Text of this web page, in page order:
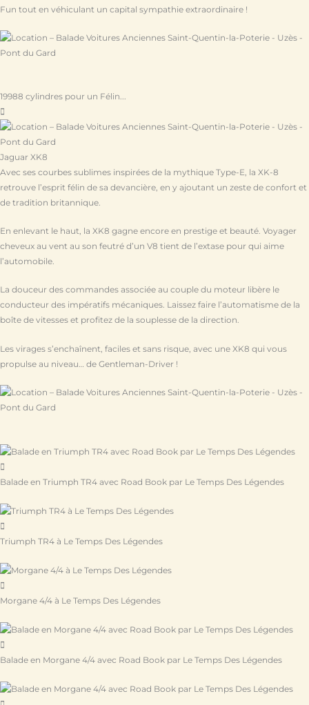
Fun tout en véhiculant un capital sympathie extraordinaire !
19988 cylindres pour un Félin...
Jaguar XK8
Avec ses courbes sublimes inspirées de la mythique Type-E, la XK-8
retrouve l’esprit félin de sa devancière, en y ajoutant un zeste de confort et
de tradition britannique.
En enlevant le haut, la XK8 gagne encore en prestige et beauté. Voyager
cheveux au vent au son feutré d’un V8 tient de l’extase pour qui aime
l’automobile.
La douceur des commandes associée au couple du moteur libère le
conducteur des impératifs mécaniques. Laissez faire l’automatisme de la
boîte de vitesses et profitez de la souplesse de la direction.
Les virages s’enchaînent, faciles et sans risque, avec une XK8 qui vous
propulse au niveau… de Gentleman-Driver !
Balade en Triumph TR4 avec Road Book par Le Temps Des Légendes
Triumph TR4 à Le Temps Des Légendes
Morgane 4/4 à Le Temps Des Légendes
Balade en Morgane 4/4 avec Road Book par Le Temps Des Légendes